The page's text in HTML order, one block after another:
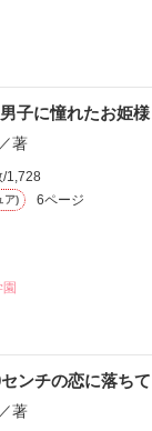
子に憧れたお姫様
著
/1,728
ア) 6ページ
園
人気テレビドラマ。
ンチの恋に落ち
著